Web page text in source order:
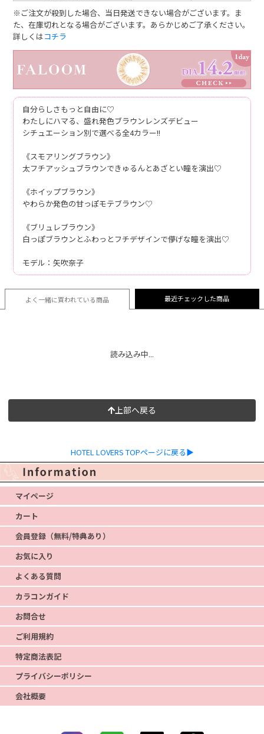
※ご注文が殺到した場合、当日発送できない場合がございます。ま
た、在庫切れとなる場合がございます。あらかじめご了承ください。
詳しくはコチラ
自分らしさもっと自由に♡
わたしにハマる、盛れ発色ブラウンレンズデビュー
シチュエーション別で選べる全4カラー!!
《スモアリングブラウン》
太フチアッシュブラウンできゅるんとあざとい瞳を演出♡
《ホイップブラウン》
やわらか発色の甘っぽモテブラウン♡
《ブリュレブラウン》
白っぽブラウンとふわっとフチデザインで儚げな瞳を演出♡
モデル：矢吹奈子
よく一緒に買われている商品 最近チェックした商品
読み込み中...
上部へ戻る
HOTEL LOVERS TOPページに戻る▶
マイページ
カート
会員登録（無料/特典あり）
お気に入り
よくある質問
カラコンガイド
お問合せ
ご利用規約
特定商法表記
プライバシーポリシー
会社概要